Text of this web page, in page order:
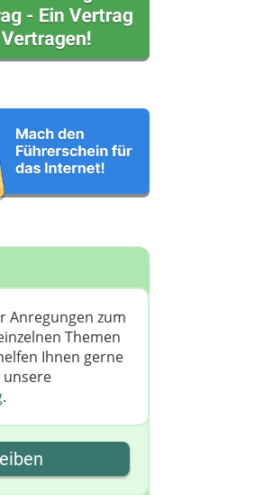
Anregungen zum
Themen
Ihnen gerne
unsere
.